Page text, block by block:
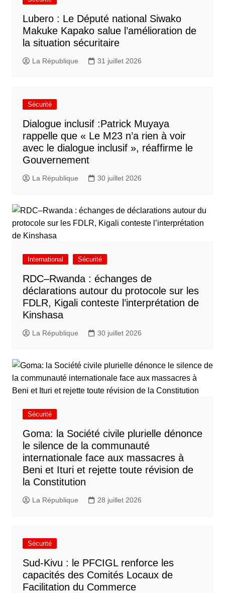
Lubero : Le Député national Siwako
Makuke Kapako salue l’amélioration de
la situation sécuritaire
La République 31 juillet 2026
Sécurité
Dialogue inclusif :Patrick Muyaya
rappelle que « Le M23 n’a rien à voir
avec le dialogue inclusif », réaffirme le
Gouvernement
La République 30 juillet 2026
International Sécurité
RDC–Rwanda : échanges de
déclarations autour du protocole sur les
FDLR, Kigali conteste l’interprétation de
Kinshasa
La République 30 juillet 2026
Sécurité
Goma: la Société civile plurielle dénonce
le silence de la communauté
internationale face aux massacres à
Beni et Ituri et rejette toute révision de
la Constitution
La République 28 juillet 2026
Sécurité
Sud-Kivu : le PFCIGL renforce les
capacités des Comités Locaux de
Facilitation du Commerce